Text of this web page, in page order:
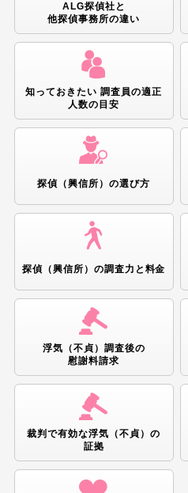
ALG探偵社と
他探偵事務所の違い
知っておきたい 調査員の適正
人数の目安
探偵（興信所）の選び方
探偵（興信所）の調査力と 料金
浮気（不貞）調査後の
慰謝料請求
裁判で有効な浮気（不貞）の
証拠